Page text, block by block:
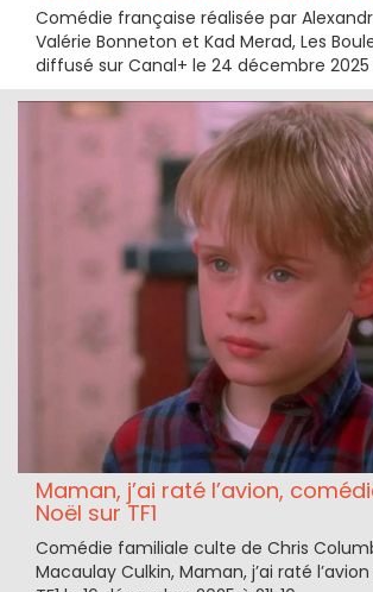
Comédie française réalisée par
Valérie Bonneton et Kad Merad, Les
diffusé sur Canal+ le 24 décembre 2025
Maman, j’ai raté l’avion,
Noël sur TF1
Comédie familiale culte de Chris
Macaulay Culkin, Maman, j’ai raté